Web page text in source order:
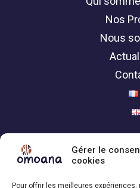
Gérer le
cookies
Pour offrir les meilleures
Nos
Nous